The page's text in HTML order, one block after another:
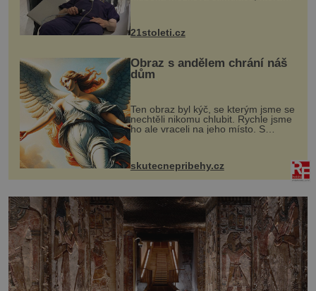
však vyžaduje vysoce invazivní
k dostatečně přesnému zacílení ...
21stoleti.cz
Obraz s andělem chrání náš
dům
Ten obraz byl kýč, se kterým jsme se
nechtěli nikomu chlubit. Rychle jsme
ho ale vraceli na jeho místo. S
manželem Vaškem jsme si pořídili
chaloupku, takový domek na severu
Čech, kde jsme si naplánova...
skutecnepribehy.cz